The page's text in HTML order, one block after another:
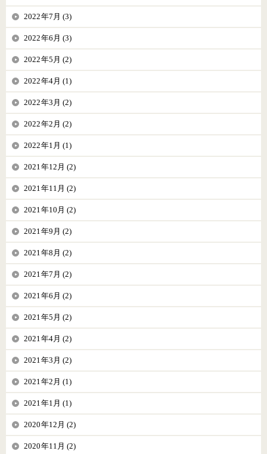
2022年7月 (3)
2022年6月 (3)
2022年5月 (2)
2022年4月 (1)
2022年3月 (2)
2022年2月 (2)
2022年1月 (1)
2021年12月 (2)
2021年11月 (2)
2021年10月 (2)
2021年9月 (2)
2021年8月 (2)
2021年7月 (2)
2021年6月 (2)
2021年5月 (2)
2021年4月 (2)
2021年3月 (2)
2021年2月 (1)
2021年1月 (1)
2020年12月 (2)
2020年11月 (2)